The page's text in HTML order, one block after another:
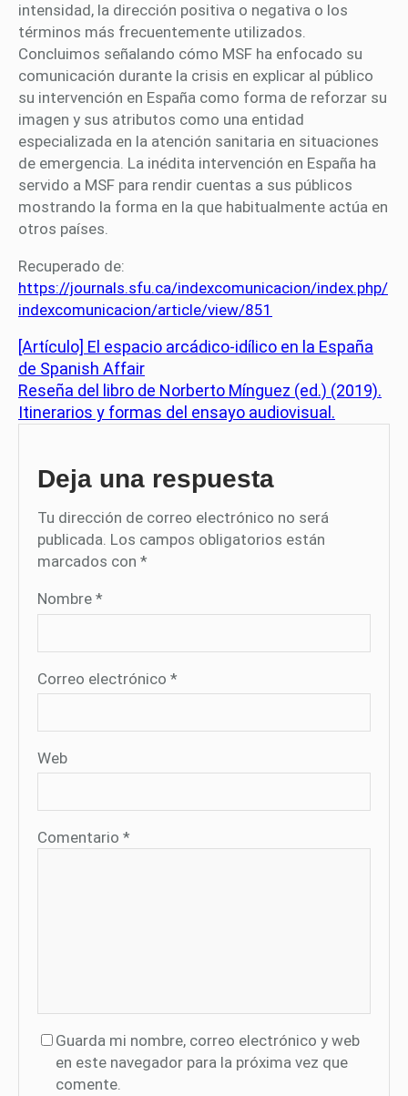
intensidad, la dirección positiva o negativa o los
términos más frecuentemente utilizados.
Concluimos señalando cómo MSF ha enfocado su
comunicación durante la crisis en explicar al público
su intervención en España como forma de reforzar su
imagen y sus atributos como una entidad
especializada en la atención sanitaria en situaciones
de emergencia. La inédita intervención en España ha
servido a MSF para rendir cuentas a sus públicos
mostrando la forma en la que habitualmente actúa en
otros países.
Recuperado de:
https://journals.sfu.ca/indexcomunicacion/index.php/
indexcomunicacion/article/view/851
[Artículo] El espacio arcádico-idílico en la España
de Spanish Affair
Reseña del libro de Norberto Mínguez (ed.) (2019).
Itinerarios y formas del ensayo audiovisual.
Deja una respuesta
Tu dirección de correo electrónico no será
publicada. Los campos obligatorios están
marcados con *
Nombre *
Correo electrónico *
Web
Comentario *
Guarda mi nombre, correo electrónico y web
en este navegador para la próxima vez que
comente.